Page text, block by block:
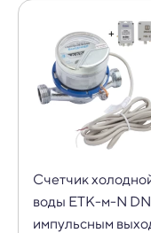
Cчетчик
воды ETK-м-N DN
импульсным